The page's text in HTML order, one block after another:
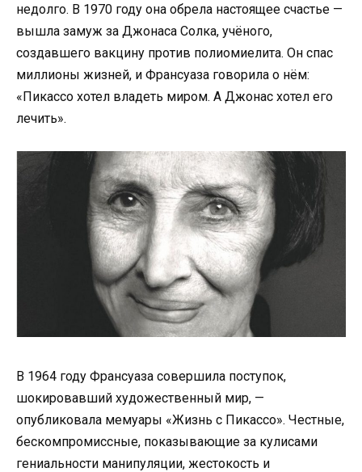
недолго. В 1970 году она обрела настоящее счастье —
вышла замуж за Джонаса Солка, учёного,
создавшего вакцину против полиомиелита. Он спас
миллионы жизней, и Франсуаза говорила о нём:
«Пикассо хотел владеть миром. А Джонас хотел его
лечить».
В 1964 году Франсуаза совершила поступок,
шокировавший художественный мир, —
опубликовала мемуары «Жизнь с Пикассо». Честные,
бескомпромиссные, показывающие за кулисами
гениальности манипуляции, жестокость и